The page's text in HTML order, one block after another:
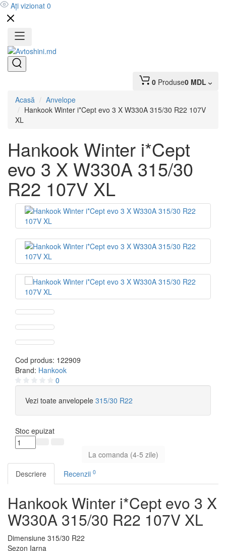
Ați vizionat 0
0 Produse0 MDL
Acasă
Anvelope
Hankook Winter i*Cept evo 3 X W330A 315/30 R22 107V
XL
Hankook Winter i*Cept
evo 3 X W330A 315/30
R22 107V XL
Cod produs: 122909
Brand: Hankook
0
Vezi toate anvelopele 315/30 R22
Stoc epuizat
La comanda (4-5 zile)
Descriere
Recenzii 0
Hankook Winter i*Cept evo 3 X
W330A 315/30 R22 107V XL
Dimensiune 315/30 R22
Sezon Iarna